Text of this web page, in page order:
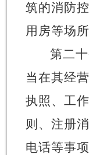
筑的消防
用房等场
第二
当在其经
执照、工
则、注册
电话等事项